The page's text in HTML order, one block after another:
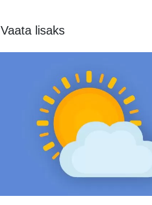
Vaata lisaks